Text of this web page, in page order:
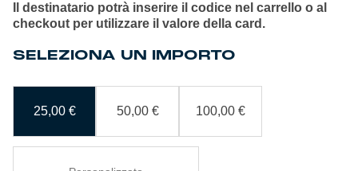
Il destinatario potrà inserire il codice nel carrello o al
checkout per utilizzare il valore della card.
SELEZIONA UN IMPORTO
25,00 € 50,00 € 100,00 €